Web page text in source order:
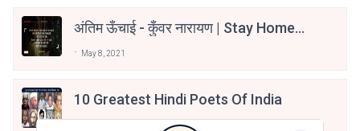
अंतिम ऊँचाई - कुँवर नारायण | Stay Home
May 8, 2021
10 Greatest Hindi Poets Of India